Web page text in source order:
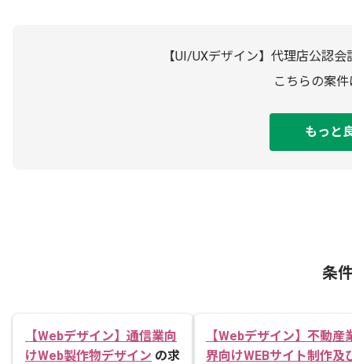
【UI/UXデザイン】代理店公認
こちらの案
もっと
条
【Webデザイン】通信業向
けWeb製作物デザイン の求
【Webデザイン】不動産
界向けWEBサイト制作及